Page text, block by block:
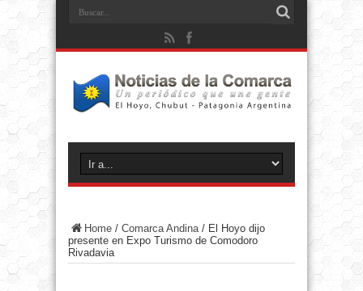
Home / Comarca Andina/ El Hoyo dijo
presente en Expo Turismo de Comodoro
Rivadavia